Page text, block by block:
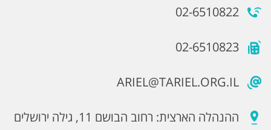
02-6510822
02-6510823
ARIEL@TARIEL.ORG.IL
ההנהלה הארצית: רחוב הבושם 11, גילה ירושלים